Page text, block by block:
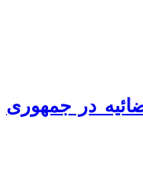
در جمهوری